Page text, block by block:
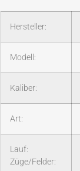
Hersteller:
Modell:
Kaliber:
Art:
Lauf:
Züge/Felder: